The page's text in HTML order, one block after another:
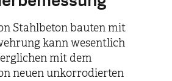
Stahlbeton bauten mit
kann wesentlich
mit dem
neuen unkorrodierten